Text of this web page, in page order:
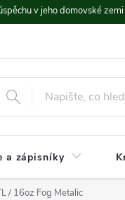
v jeho domovské
a zápisníky
/ 16oz Fog Metalic